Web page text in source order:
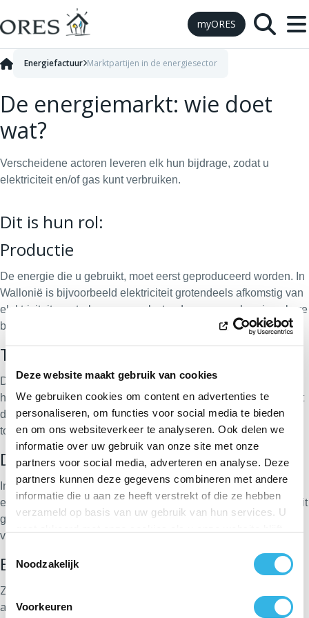
Deze website maakt gebruik van cookies
We gebruiken cookies om content en advertenties te
personaliseren, om functies voor social media te bieden
en om ons websiteverkeer te analyseren. Ook delen we
informatie over uw gebruik van onze site met onze
partners voor social media, adverteren en analyse. Deze
partners kunnen deze gegevens combineren met andere
informatie die u aan ze heeft verstrekt of die ze hebben
verzameld op basis van uw gebruik van hun services. U
Noodzakelijk
Voorkeuren
Skip to Content
myORES
De energiemarkt: wie doet
wat?
Verscheidene actoren leveren elk hun bijdrage, zodat u
elektriciteit en/of gas kunt verbruiken.
Energiefactuur Marktpartijen in de energiesector
Dit is hun rol:
Productie
De energie die u gebruikt, moet eerst geproduceerd worden. In
Wallonië is bijvoorbeeld elektriciteit grotendeels afkomstig van
elektriciteitscentrales, maar ook steeds meer van hernieuwbare
bronnen zoals windturbines of zonnepanelen.
Transport
De geproduceerde elektriciteit wordt via
hoogspanningsleidingen vervoerd door Elia. Vervolgens wordt
de spanning verlaagd, zodat de stroom bruikbaar is voor uw
toestellen. En voor het gastransport zorgt Fluxys.
Distributie
In de meeste Waalse gemeenten zorgt ORES voor de
energiedistributie. Via de energienetten voor gas en elektriciteit
geraakt de energie tot bij u, zodat u ze volledig veilig kunt
verbruiken.
Energieleveranciers
Ze kopen energie of produceren die zelf en verkopen ze
aan u door middel van allerlei contracten. U betaalt aan de